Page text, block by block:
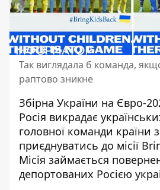
Так виглядала б команда,
раптово зникне
Збірна України на Євро-
Росія викрадає
головної команди країни
приєднуватись до місії
Місія займається
депортованих Росією